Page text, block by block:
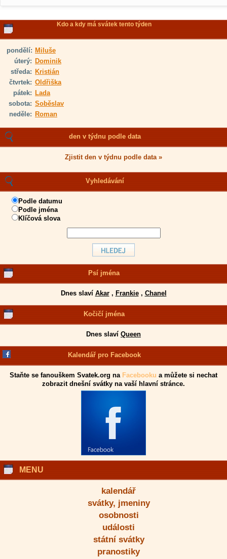
Kdo a kdy má svátek tento týden
pondělí: Miluše
úterý: Dominik
středa: Kristián
čtvrtek: Oldřiška
pátek: Lada
sobota: Soběslav
neděle: Roman
den v týdnu podle data
Zjistit den v týdnu podle data »
Vyhledávání
Podle datumu
Podle jména
Klíčová slova
Psí jména
Dnes slaví Akar, Frankie, Chanel
Kočičí jména
Dnes slaví Queen
Kalendář pro Facebook
Staňte se fanouškem Svatek.org na Facebooku a můžete si nechat
zobrazit dnešní svátky na vaší hlavní stránce.
MENU
kalendář
svátky, jmeniny
osobnosti
události
státní svátky
pranostiky